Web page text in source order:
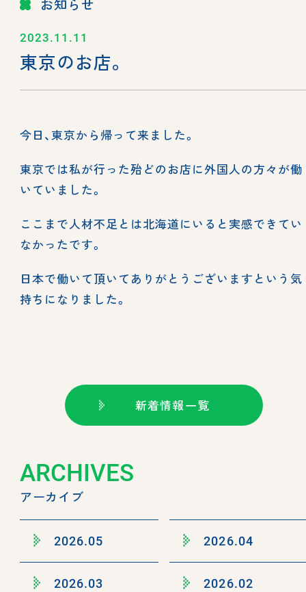
お知らせ
2023.11.11
東京のお店。
今日、東京から帰って来ました。
東京では私が行った殆どのお店に外国人の方々が働
いていました。
ここまで人材不足とは北海道にいると実感できてい
なかったです。
日本で働いて頂いてありがとうございますという気
持ちになりました。
新着情報一覧
ARCHIVES
アーカイブ
2026.05 2026.04
2026.03 2026.02